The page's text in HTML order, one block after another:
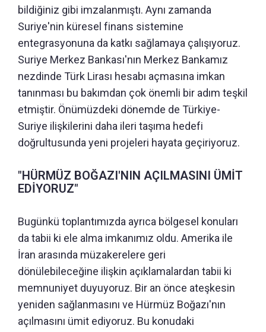
bildiğiniz gibi imzalanmıştı. Aynı zamanda
Suriye'nin küresel finans sistemine
entegrasyonuna da katkı sağlamaya çalışıyoruz.
Suriye Merkez Bankası'nın Merkez Bankamız
nezdinde Türk Lirası hesabı açmasına imkan
tanınması bu bakımdan çok önemli bir adım teşkil
etmiştir. Önümüzdeki dönemde de Türkiye-
Suriye ilişkilerini daha ileri taşıma hedefi
doğrultusunda yeni projeleri hayata geçiriyoruz.
"HÜRMÜZ BOĞAZI'NIN AÇILMASINI ÜMİT
EDİYORUZ"
Bugünkü toplantımızda ayrıca bölgesel konuları
da tabii ki ele alma imkanımız oldu. Amerika ile
İran arasında müzakerelere geri
dönülebileceğine ilişkin açıklamalardan tabii ki
memnuniyet duyuyoruz. Bir an önce ateşkesin
yeniden sağlanmasını ve Hürmüz Boğazı'nın
açılmasını ümit ediyoruz. Bu konudaki